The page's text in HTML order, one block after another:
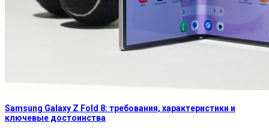
Samsung Galaxy Z Fold 8: требования, характеристики и
ключевые достоинства